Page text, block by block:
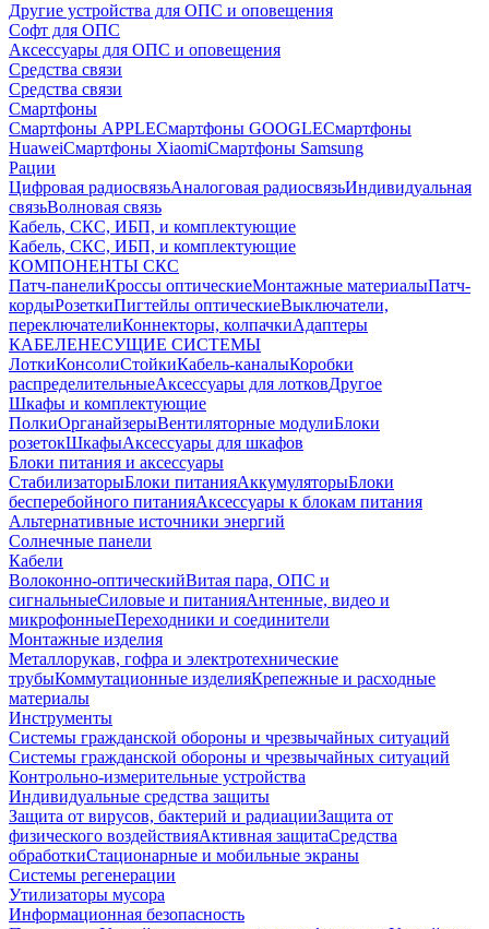
Другие устройства для ОПС и оповещения
Софт для ОПС
Аксессуары для ОПС и оповещения
Средства связи
Средства связи
Смартфоны
Смартфоны APPLEСмартфоны GOOGLEСмартфоны
HuaweiСмартфоны XiaomiСмартфоны Samsung
Рации
Цифровая радиосвязьАналоговая радиосвязьИндивидуальная
связьВолновая связь
Кабель, СКС, ИБП, и комплектующие
Кабель, СКС, ИБП, и комплектующие
КОМПОНЕНТЫ СКС
Патч-панелиКроссы оптическиеМонтажные материалыПатч-
кордыРозеткиПигтейлы оптическиеВыключатели,
переключателиКоннекторы, колпачкиАдаптеры
КАБЕЛЕНЕСУЩИЕ СИСТЕМЫ
ЛоткиКонсолиСтойкиКабель-каналыКоробки
распределительныеАксессуары для лотковДругое
Шкафы и комплектующие
ПолкиОрганайзерыВентиляторные модулиБлоки
розетокШкафыАксессуары для шкафов
Блоки питания и аксессуары
СтабилизаторыБлоки питанияАккумуляторыБлоки
бесперебойного питанияАксессуары к блокам питания
Альтернативные источники энергий
Солнечные панели
Кабели
Волоконно-оптическийВитая пара, ОПС и
сигнальныеСиловые и питанияАнтенные, видео и
микрофонныеПереходники и соединители
Монтажные изделия
Металлорукав, гофра и электротехнические
трубыКоммутационные изделияКрепежные и расходные
материалы
Инструменты
Системы гражданской обороны и чрезвычайных ситуаций
Системы гражданской обороны и чрезвычайных ситуаций
Контрольно-измерительные устройства
Индивидуальные средства защиты
Защита от вирусов, бактерий и радиацииЗащита от
физического воздействияАктивная защитаСредства
обработкиСтационарные и мобильные экраны
Системы регенерации
Утилизаторы мусора
Информационная безопасность